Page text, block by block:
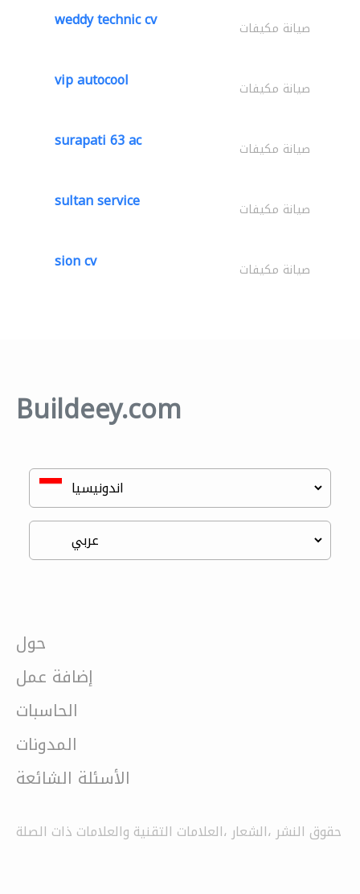
weddy technic cv صيانة مكيفات
vip autocool صيانة مكيفات
surapati 63 ac صيانة مكيفات
sultan service صيانة مكيفات
sion cv صيانة مكيفات
Buildeey.com
حول
إضافة عمل
الحاسبات
المدونات
الأسئلة الشائعة
حقوق النشر ،الشعار ،العلامات التقنية والعلامات ذات الصلة